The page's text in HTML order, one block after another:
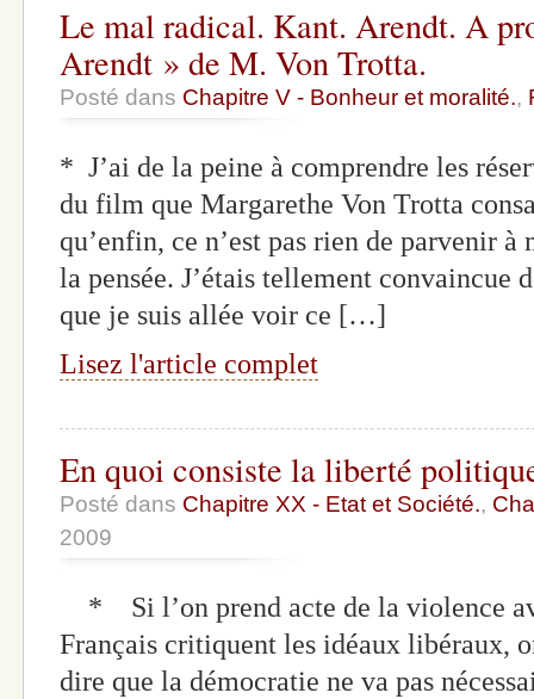
Le mal radical. Kant. Arendt. A
Arendt » de M. Von Trotta.
Posté dans Chapitre V - Bonheur et moralité.,
* J’ai de la peine à comprendre les
du film que Margarethe Von Trotta
qu’enfin, ce n’est pas rien de parvenir
la pensée. J’étais tellement convaincue
que je suis allée voir ce […]
Lisez l'article complet
En quoi consiste la liberté
Posté dans Chapitre XX - Etat et Société.,
2009
* Si l’on prend acte de la violence
Français critiquent les idéaux libéraux,
dire que la démocratie ne va pas